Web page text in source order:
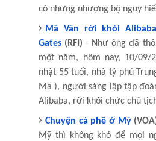
có những nhượng bộ nguy
Mã Vân rời khỏi
Gates(RFI) - Như ông đã
một năm, hôm nay, 10/09/
nhật 55 tuổi, nhà tỷ phú
Ma ), người sáng lập tập
Alibaba, rời khỏi chức chủ
Chuyện cà phê ở Mỹ
Mỹ thì không khó để mọi